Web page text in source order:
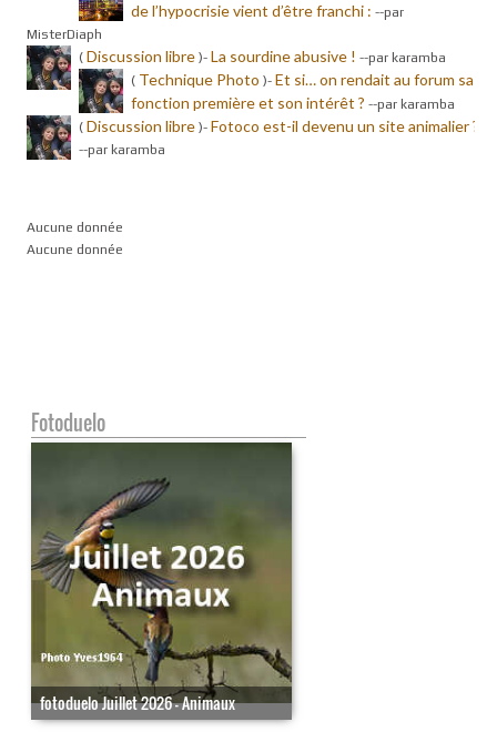
de l’hypocrisie vient d’être franchi : --par
MisterDiaph
( Discussion libre )- La sourdine abusive ! --par karamba
( Technique Photo )- Et si… on rendait au forum sa
fonction première et son intérêt ? --par karamba
( Discussion libre )- Fotoco est-il devenu un site animalier ?
--par karamba
Aucune donnée
Aucune donnée
Fotoduelo
fotoduelo Juillet 2026 - Animaux